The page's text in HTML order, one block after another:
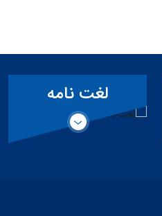
لغت نامه
تخصصی سد